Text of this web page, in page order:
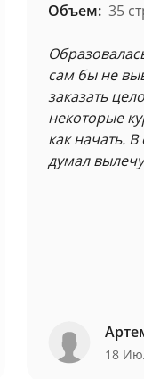
Объем: 35
сам бы не
заказать
некоторые
как начать.
думал вылечу
18